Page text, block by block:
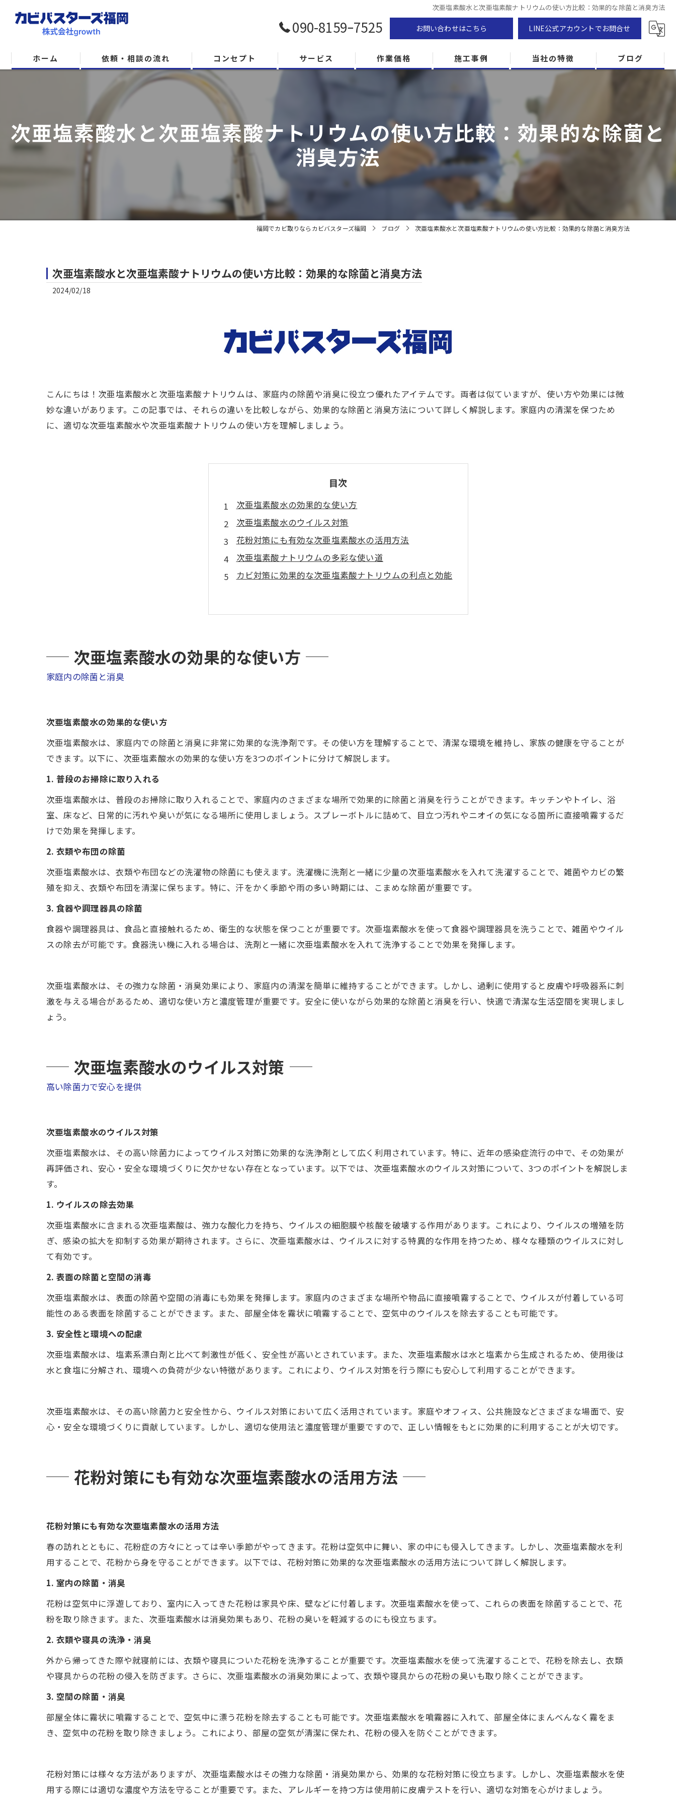
次亜塩素酸水と次亜塩素酸ナトリウムの使い方比較：効果的な除菌と消臭方法
090-8159ｰ7525 お問い合わせはこちら LINE公式アカウントでお問合せ
ホーム 依頼・相談の流れ コンセプト サービス 作業価格 施工事例 当社の特徴
防カビ
カビ専門
ZEH住宅
カビ検査
ブログ
次亜塩素酸水と次亜塩素酸ナトリウムの使い方比較：効果的な除菌と
消臭方法
福岡でカビ取りならカビバスターズ福岡 ブログ 次亜塩素酸水と次亜塩素酸ナトリウムの使い方比較：効果的な除菌と消臭方法
次亜塩素酸水と次亜塩素酸ナトリウムの使い方比較：効果的な除菌と消臭方法
2024/02/18
こんにちは！次亜塩素酸水と次亜塩素酸ナトリウムは、家庭内の除菌や消臭に役立つ優れたアイテムです。両者は似ていますが、使い方や効果には微
妙な違いがあります。この記事では、それらの違いを比較しながら、効果的な除菌と消臭方法について詳しく解説します。家庭内の清潔を保つため
に、適切な次亜塩素酸水や次亜塩素酸ナトリウムの使い方を理解しましょう。
目次
次亜塩素酸水の効果的な使い方
次亜塩素酸水のウイルス対策
花粉対策にも有効な次亜塩素酸水の活用方法
次亜塩素酸ナトリウムの多彩な使い道
カビ対策に効果的な次亜塩素酸ナトリウムの利点と効能
次亜塩素酸水の効果的な使い方
家庭内の除菌と消臭
次亜塩素酸水の効果的な使い方
次亜塩素酸水は、家庭内での除菌と消臭に非常に効果的な洗浄剤です。その使い方を理解することで、清潔な環境を維持し、家族の健康を守ることが
できます。以下に、次亜塩素酸水の効果的な使い方を3つのポイントに分けて解説します。
1. 普段のお掃除に取り入れる
次亜塩素酸水は、普段のお掃除に取り入れることで、家庭内のさまざまな場所で効果的に除菌と消臭を行うことができます。キッチンやトイレ、浴
室、床など、日常的に汚れや臭いが気になる場所に使用しましょう。スプレーボトルに詰めて、目立つ汚れやニオイの気になる箇所に直接噴霧するだ
けで効果を発揮します。
2. 衣類や布団の除菌
次亜塩素酸水は、衣類や布団などの洗濯物の除菌にも使えます。洗濯機に洗剤と一緒に少量の次亜塩素酸水を入れて洗濯することで、雑菌やカビの繁
殖を抑え、衣類や布団を清潔に保ちます。特に、汗をかく季節や雨の多い時期には、こまめな除菌が重要です。
3. 食器や調理器具の除菌
食器や調理器具は、食品と直接触れるため、衛生的な状態を保つことが重要です。次亜塩素酸水を使って食器や調理器具を洗うことで、雑菌やウイル
スの除去が可能です。食器洗い機に入れる場合は、洗剤と一緒に次亜塩素酸水を入れて洗浄することで効果を発揮します。
次亜塩素酸水は、その強力な除菌・消臭効果により、家庭内の清潔を簡単に維持することができます。しかし、過剰に使用すると皮膚や呼吸器系に刺
激を与える場合があるため、適切な使い方と濃度管理が重要です。安全に使いながら効果的な除菌と消臭を行い、快適で清潔な生活空間を実現しまし
ょう。
次亜塩素酸水のウイルス対策
高い除菌力で安心を提供
次亜塩素酸水のウイルス対策
次亜塩素酸水は、その高い除菌力によってウイルス対策に効果的な洗浄剤として広く利用されています。特に、近年の感染症流行の中で、その効果が
再評価され、安心・安全な環境づくりに欠かせない存在となっています。以下では、次亜塩素酸水のウイルス対策について、3つのポイントを解説しま
す。
1. ウイルスの除去効果
次亜塩素酸水に含まれる次亜塩素酸は、強力な酸化力を持ち、ウイルスの細胞膜や核酸を破壊する作用があります。これにより、ウイルスの増殖を防
ぎ、感染の拡大を抑制する効果が期待されます。さらに、次亜塩素酸水は、ウイルスに対する特異的な作用を持つため、様々な種類のウイルスに対し
て有効です。
2. 表面の除菌と空間の消毒
次亜塩素酸水は、表面の除菌や空間の消毒にも効果を発揮します。家庭内のさまざまな場所や物品に直接噴霧することで、ウイルスが付着している可
能性のある表面を除菌することができます。また、部屋全体を霧状に噴霧することで、空気中のウイルスを除去することも可能です。
3. 安全性と環境への配慮
次亜塩素酸水は、塩素系漂白剤と比べて刺激性が低く、安全性が高いとされています。また、次亜塩素酸水は水と塩素から生成されるため、使用後は
水と食塩に分解され、環境への負荷が少ない特徴があります。これにより、ウイルス対策を行う際にも安心して利用することができます。
次亜塩素酸水は、その高い除菌力と安全性から、ウイルス対策において広く活用されています。家庭やオフィス、公共施設などさまざまな場面で、安
心・安全な環境づくりに貢献しています。しかし、適切な使用法と濃度管理が重要ですので、正しい情報をもとに効果的に利用することが大切です。
花粉対策にも有効な次亜塩素酸水の活用方法
花粉対策にも有効な次亜塩素酸水の活用方法
春の訪れとともに、花粉症の方々にとっては辛い季節がやってきます。花粉は空気中に舞い、家の中にも侵入してきます。しかし、次亜塩素酸水を利
用することで、花粉から身を守ることができます。以下では、花粉対策に効果的な次亜塩素酸水の活用方法について詳しく解説します。
1. 室内の除菌・消臭
花粉は空気中に浮遊しており、室内に入ってきた花粉は家具や床、壁などに付着します。次亜塩素酸水を使って、これらの表面を除菌することで、花
粉を取り除きます。また、次亜塩素酸水は消臭効果もあり、花粉の臭いを軽減するのにも役立ちます。
2. 衣類や寝具の洗浄・消臭
外から帰ってきた際や就寝前には、衣類や寝具についた花粉を洗浄することが重要です。次亜塩素酸水を使って洗濯することで、花粉を除去し、衣類
や寝具からの花粉の侵入を防ぎます。さらに、次亜塩素酸水の消臭効果によって、衣類や寝具からの花粉の臭いも取り除くことができます。
3. 空間の除菌・消臭
部屋全体に霧状に噴霧することで、空気中に漂う花粉を除去することも可能です。次亜塩素酸水を噴霧器に入れて、部屋全体にまんべんなく霧をま
き、空気中の花粉を取り除きましょう。これにより、部屋の空気が清潔に保たれ、花粉の侵入を防ぐことができます。
花粉対策には様々な方法がありますが、次亜塩素酸水はその強力な除菌・消臭効果から、効果的な花粉対策に役立ちます。しかし、次亜塩素酸水を使
用する際には適切な濃度や方法を守ることが重要です。また、アレルギーを持つ方は使用前に皮膚テストを行い、適切な対策を心がけましょう。